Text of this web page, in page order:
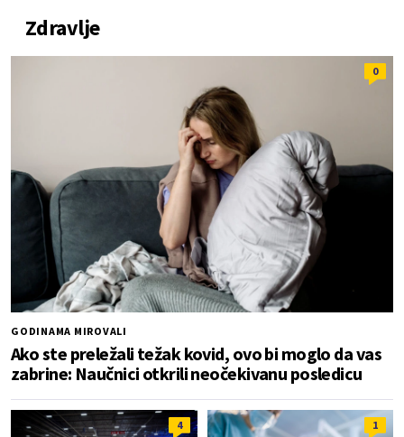
Zdravlje
0
GODINAMA MIROVALI
Ako ste preležali težak kovid, ovo bi moglo da vas
zabrine: Naučnici otkrili neočekivanu posledicu
4 1